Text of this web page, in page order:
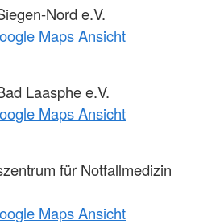
Nord e.V.
Maps Ansicht
Laasphe e.V.
Maps Ansicht
für Notfallmedizin
Maps Ansicht